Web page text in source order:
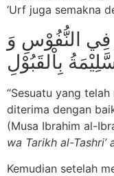
‘Urf juga semakna
فِي النُّفُوْسِ وَ
“Sesuatu yang
diterima dengan
(Musa Ibrahim al-
wa Tarikh al-Tashri’
Kemudian setelah